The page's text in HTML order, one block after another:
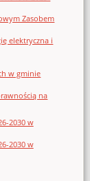
Zasobem
elektryczna i
w gminie
na
2030 w
2030 w